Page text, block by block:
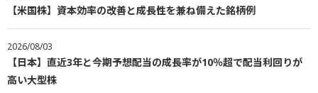
【米国株】資本効率の改善と成長性を兼ね備えた銘柄例
2026/08/03
【日本】直近3年と今期予想配当の成長率が10％超で配当利回りが
高い大型株